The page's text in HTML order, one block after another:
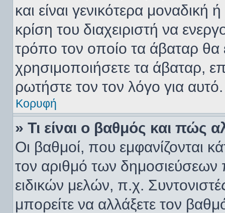
και είναι γενικότερα
κρίση του διαχειριστή να
τρόπο τον οποίο τα άβαταρ θα
χρησιμοποιήσετε τα άβαταρ,
ρωτήστε τον τον λόγο για αυτό.
Κορυφή
» Τι είναι ο βαθμός και πώς
Οι βαθμοί, που εμφανίζονται
τον αριθμό των δημοσιεύσεων
ειδικών μελών, π.χ.
μπορείτε να αλλάξετε τον